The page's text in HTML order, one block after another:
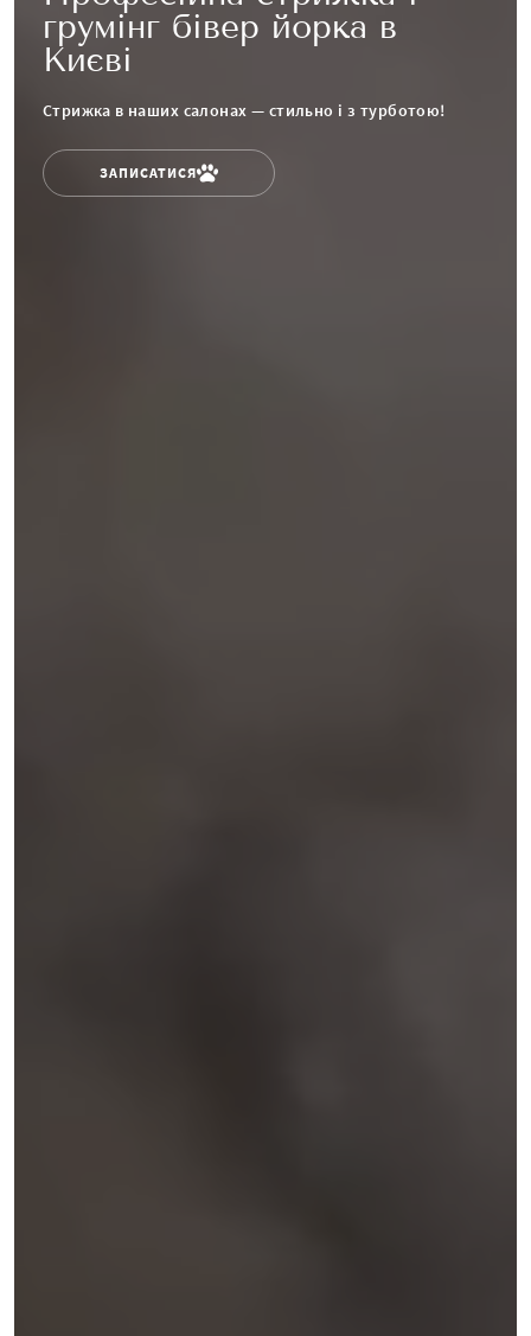
грумінг бівер йорка в
Києві
Стрижка в наших салонах — стильно і з турботою!
ЗАПИСАТИСЯ